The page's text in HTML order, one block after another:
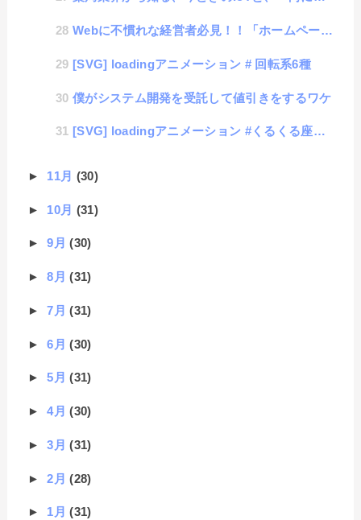
Webに不慣れな経営者必見！！「ホームページを作る意味を知る」
[SVG] loadingアニメーション # 回転系6種
僕がシステム開発を受託して値引きをするワケ
[SVG] loadingアニメーション #くるくる座布団
► 11月 (30)
► 10月 (31)
►9月(30)
►8月(31)
►7月(31)
►6月(30)
►5月(31)
►4月(30)
►3月(31)
►2月(28)
► 1月(31)